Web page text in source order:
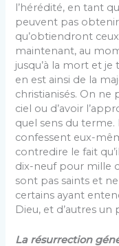
l’hérédité, en tant
peuvent pas
qu’obtiendront
maintenant, au
jusqu’à la mort et
en est ainsi de la
christianisés. On ne
ciel ou d’avoir
quel sens du terme.
confessent eux-
contredire le fait
dix-neuf pour mille
sont pas saints et
certains ayant
Dieu, et d’autres un
La résurrection